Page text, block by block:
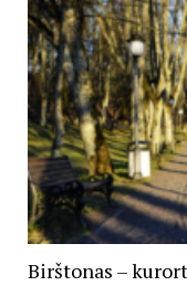
Birštonas –